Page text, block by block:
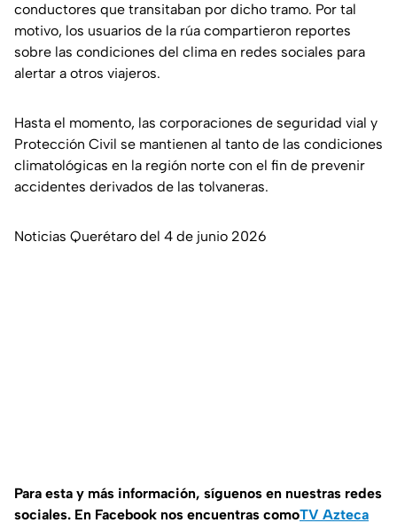
conductores que transitaban por dicho tramo. Por tal
motivo, los usuarios de la rúa compartieron reportes
sobre las condiciones del clima en redes sociales para
alertar a otros viajeros.
Hasta el momento, las corporaciones de seguridad vial y
Protección Civil se mantienen al tanto de las condiciones
climatológicas en la región norte con el fin de prevenir
accidentes derivados de las tolvaneras.
Noticias Querétaro del 4 de junio 2026
Para esta y más información, síguenos en nuestras redes
sociales. En Facebook nos encuentras comoTV Azteca